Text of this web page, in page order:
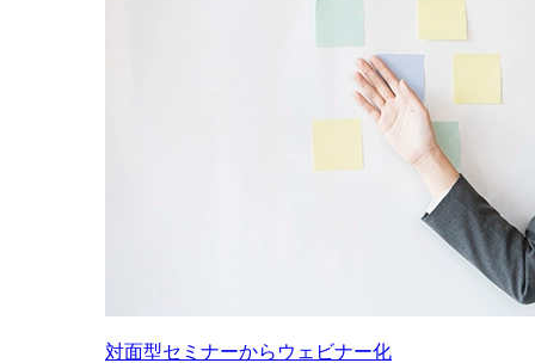
対面型セミナーからウェビナー化